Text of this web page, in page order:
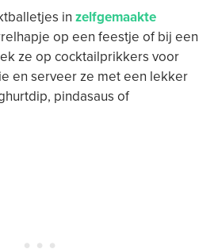
in zelfgemaakte
op een feestje of bij een
ze op cocktailprikkers voor
en serveer ze met een lekker
pindasaus of